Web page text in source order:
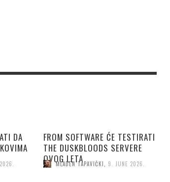
DA
FROM SOFTWARE ĆE TESTIRATI
THE DUSKBLOODS SERVERE
OVOG LETA
MLADEN TAPAVIČKI, 9. JUNE 2026.